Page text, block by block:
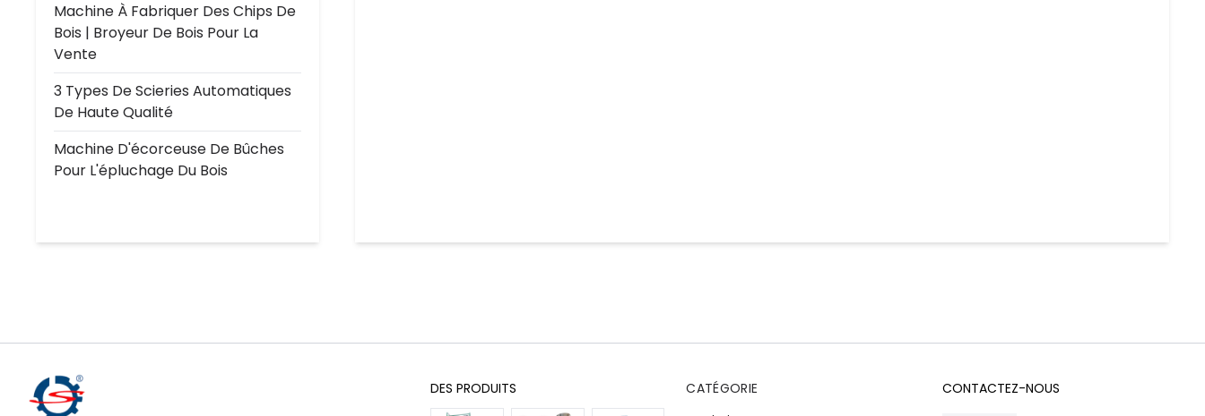
Machine À Fabriquer Des Chips De
Bois | Broyeur De Bois Pour La
Vente
3 Types De Scieries Automatiques
De Haute Qualité
Machine D'écorceuse De Bûches
Pour L'épluchage Du Bois
DES PRODUITS
CATÉGORIE
CONTACTEZ-NOUS